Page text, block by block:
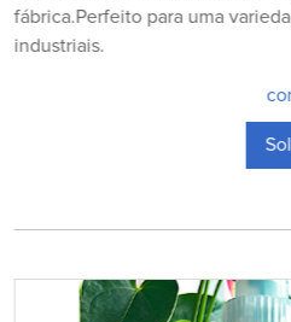
fábrica.Perfeito para uma
industriais.